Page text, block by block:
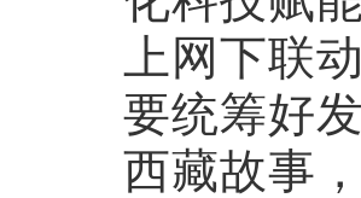
上网下联
要统筹好
西藏故事